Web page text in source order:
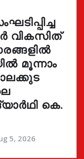
വികസിത്
മൂന്നാം
കെ.
5, 2026